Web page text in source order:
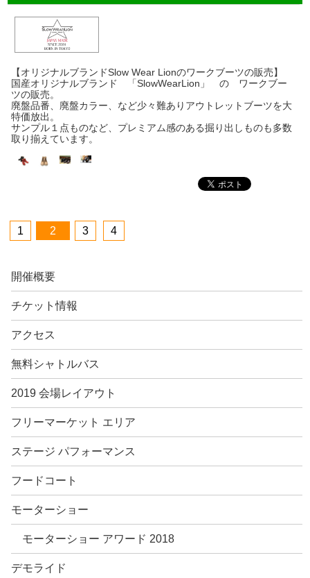
【オリジナルブランドSlow Wear Lionのワークブーツの販売】
国産オリジナルブランド 「SlowWearLion」 の ワークブー
ツの販売。
廃盤品番、廃盤カラー、など少々難ありアウトレットブーツを大
特価放出。
サンプル１点ものなど、プレミアム感のある掘り出しものも多数
取り揃えています。
1 2 3 4
開催概要
チケット情報
アクセス
無料シャトルバス
2019 会場レイアウト
フリーマーケット エリア
ステージ パフォーマンス
フードコート
モーターショー
モーターショー アワード 2018
デモライド